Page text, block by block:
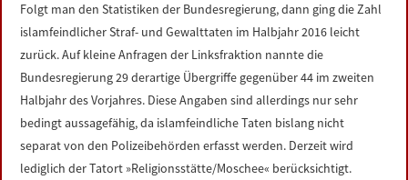
Folgt man den Statistiken der Bundesregierung, dann ging die Zahl
islamfeindlicher Straf- und Gewalttaten im Halbjahr 2016 leicht
zurück. Auf kleine Anfragen der Linksfraktion nannte die
Bundesregierung 29 derartige Übergriffe gegenüber 44 im zweiten
Halbjahr des Vorjahres. Diese Angaben sind allerdings nur sehr
bedingt aussagefähig, da islamfeindliche Taten bislang nicht
separat von den Polizeibehörden erfasst werden. Derzeit wird
lediglich der Tatort »Religionsstätte/Moschee« berücksichtigt.